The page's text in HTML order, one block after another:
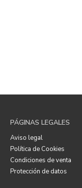
PÁGINAS LEGALES
Aviso legal
Política de Cookies
Condiciones de venta
Protección de datos